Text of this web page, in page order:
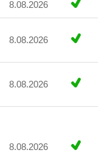
8.08.2026
8.08.2026
8.08.2026
8.08.2026